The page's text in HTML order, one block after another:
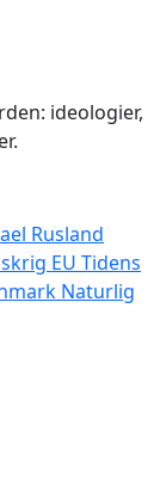
ideologier,
Rusland
EU Tidens
Naturlig